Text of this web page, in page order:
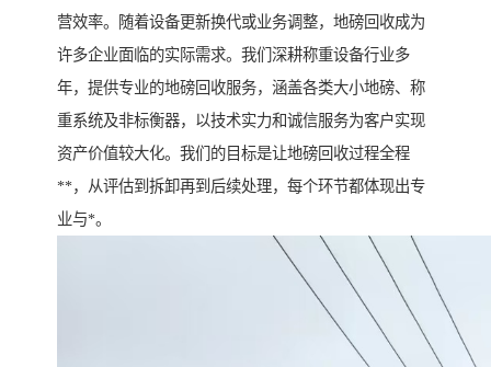
营效率。随着设备更新换代或业务调整，地磅回收成为
许多企业面临的实际需求。我们深耕称重设备行业多
年，提供专业的地磅回收服务，涵盖各类大小地磅、称
重系统及非标衡器，以技术实力和诚信服务为客户实现
资产价值较大化。我们的目标是让地磅回收过程全程
**，从评估到拆卸再到后续处理，每个环节都体现出专
业与*。